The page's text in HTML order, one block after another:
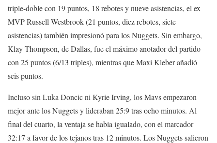
triple-doble con 19 puntos, 18 rebotes y nueve asistencias, el ex
MVP Russell Westbrook (21 puntos, diez rebotes, siete
asistencias) también impresionó para los Nuggets. Sin embargo,
Klay Thompson, de Dallas, fue el máximo anotador del partido
con 25 puntos (6/13 triples), mientras que Maxi Kleber añadió
seis puntos.
Incluso sin Luka Doncic ni Kyrie Irving, los Mavs empezaron
mejor ante los Nuggets y lideraban 25:9 tras ocho minutos. Al
final del cuarto, la ventaja se había igualado, con el marcador
32:17 a favor de los tejanos tras 12 minutos. Los Nuggets salieron